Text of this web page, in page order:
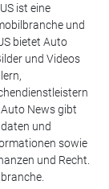
ist eine
und
bietet Auto
und Videos
News gibt
und
sowie
und Recht.